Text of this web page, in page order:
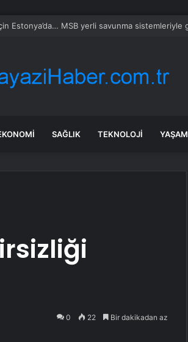
yoğunluk, satışlar durgun
SAĞLIK TEKNOLOJI YAŞAM
0 22 Bir dakikadan az